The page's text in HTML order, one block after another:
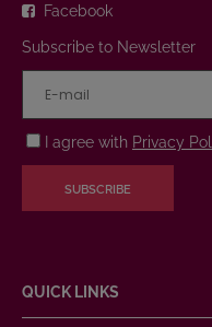
Facebook
Subscribe to Newsletter
I agree with Privacy
SUBSCRIBE
QUICK LINKS